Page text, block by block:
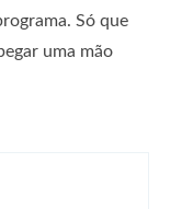
Só que
uma mão